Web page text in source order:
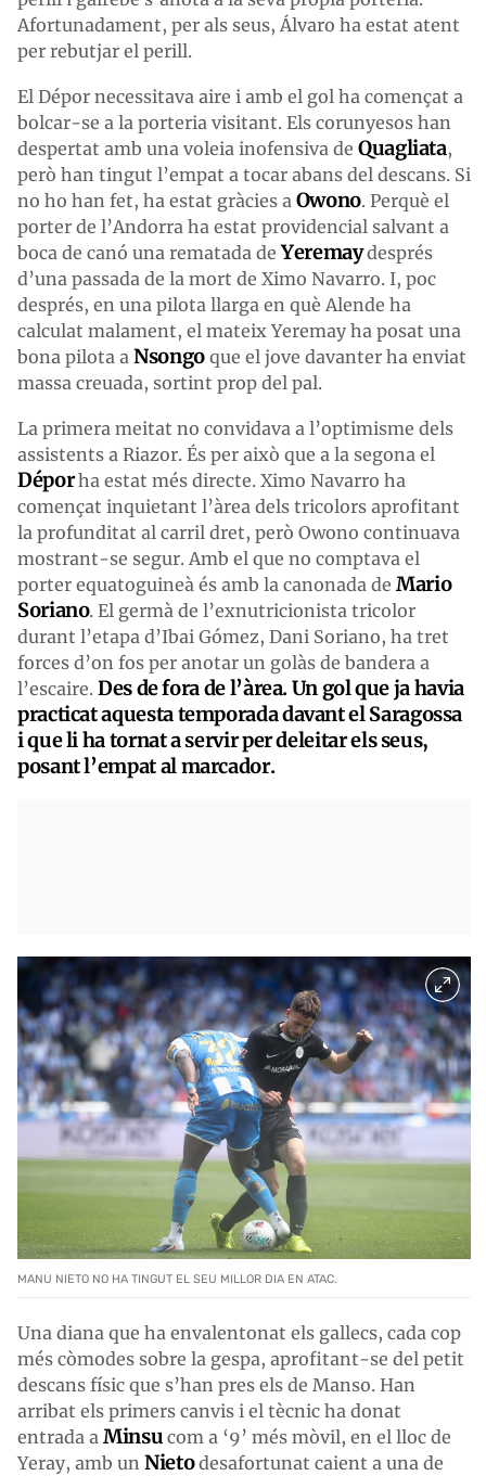
Afortunadament, per als seus, Álvaro ha estat atent
per rebutjar el perill.
El Dépor necessitava aire i amb el gol ha començat a
bolcar-se a la porteria visitant. Els corunyesos han
despertat amb una voleia inofensiva de Quagliata,
però han tingut l’empat a tocar abans del descans. Si
no ho han fet, ha estat gràcies a Owono. Perquè el
porter de l’Andorra ha estat providencial salvant a
boca de canó una rematada deYeremaydesprés
d’una passada de la mort de Ximo Navarro. I, poc
després, en una pilota llarga en què Alende ha
calculat malament, el mateix Yeremay ha posat una
bona pilota a Nsongoque el jove davanter ha enviat
massa creuada, sortint prop del pal.
La primera meitat no convidava a l’optimisme dels
assistents a Riazor. És per això que a la segona el
Déporha estat més directe. Ximo Navarro ha
començat inquietant l’àrea dels tricolors aprofitant
la profunditat al carril dret, però Owono continuava
mostrant-se segur. Amb el que no comptava el
porter equatoguineà és amb la canonada de Mario
Soriano. El germà de l’exnutricionista tricolor
durant l’etapa d’Ibai Gómez, Dani Soriano, ha tret
forces d’on fos per anotar un golàs de bandera a
l’escaire. Des de fora de l’àrea. Un gol que ja havia
practicat aquesta temporada davant el Saragossa
i que li ha tornat a servir per deleitar els seus,
posant l’empat al marcador.
MANU NIETO NO HA TINGUT EL SEU MILLOR DIA EN ATAC.
Una diana que ha envalentonat els gallecs, cada cop
més còmodes sobre la gespa, aprofitant-se del petit
descans físic que s’han pres els de Manso. Han
arribat els primers canvis i el tècnic ha donat
entrada a Minsu com a ‘9’ més mòvil, en el lloc de
Yeray, amb un Nietodesafortunat caient a una de